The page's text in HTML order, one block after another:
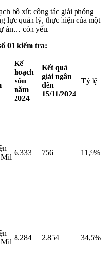
bô xít; công tác giải phóng
lực quản lý, thực hiện của một
án… còn yếu.
01 kiểm tra:
Kế
hoạch
vốn
năm
2024
Kết quả
giải ngân
đến
15/11/2024
Tỷ lệ
6.333 756 11,9%
8.284 2.854 34,5%